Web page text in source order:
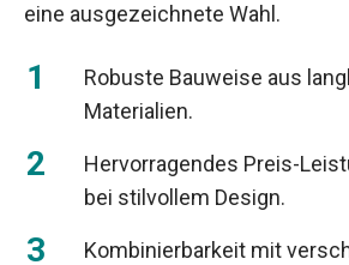
eine ausgezeichnete Wahl.
Robuste Bauweise aus
Materialien.
Hervorragendes Preis-
bei stilvollem Design.
Kombinierbarkeit mit